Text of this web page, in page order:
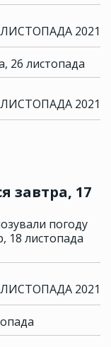
2021
26 листопада
ЛИСТОПАДА 2021
завтра, 17
погоду
18 листопада
2021